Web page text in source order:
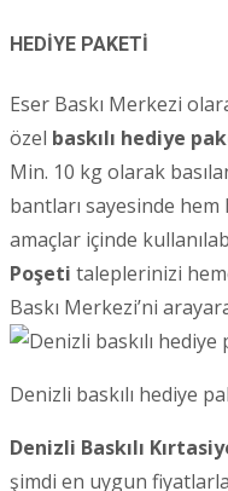
HEDİYE PAKETİ
Eser Baskı Merkezi
özel baskılı hediye
Min. 10 kg olarak
bantları sayesinde
amaçlar içinde
Poşeti taleplerinizi
Baskı Merkezi’ni
Denizli baskılı hediye
Denizli Baskılı
şimdi en uygun fiyatlarla